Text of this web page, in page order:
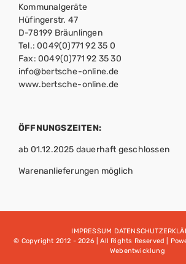
Kommunalgeräte
Hüfingerstr. 47
D-78199 Bräunlingen
Tel.: 0049(0)771 92 35 0
Fax: 0049(0)771 92 35 30
info@bertsche-online.de
www.bertsche-online.de
ÖFFNUNGSZEITEN:
ab 01.12.2025 dauerhaft geschlossen
Warenanlieferungen möglich
IMPRESSUM
© Copyright 2012 -2026 | All Rights Reserved |
Webentwicklung